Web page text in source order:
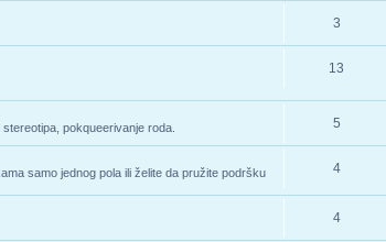
3
13
pokqueerivanje roda. 5
samo jednog pola ili želite da pružite podršku
4
4